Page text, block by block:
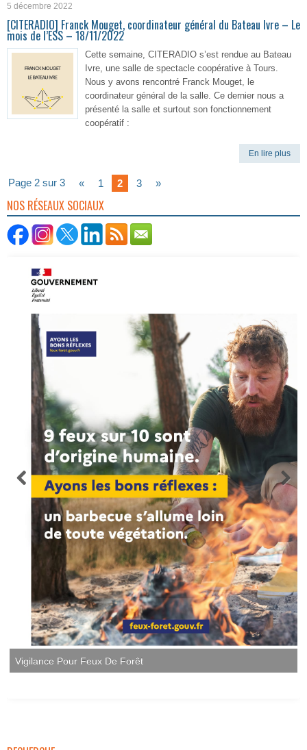
5 décembre 2022
[CITERADIO] Franck Mouget, coordinateur général du Bateau Ivre – Le
mois de l’ESS – 18/11/2022
Cette semaine, CITERADIO s’est rendue au Bateau
Ivre, une salle de spectacle coopérative à Tours.
Nous y avons rencontré Franck Mouget, le
coordinateur général de la salle. Ce dernier nous a
présenté la salle et surtout son fonctionnement
coopératif :
En lire plus
Page 2 sur 3 « 1 2 3 »
NOS RÉSEAUX SOCIAUX